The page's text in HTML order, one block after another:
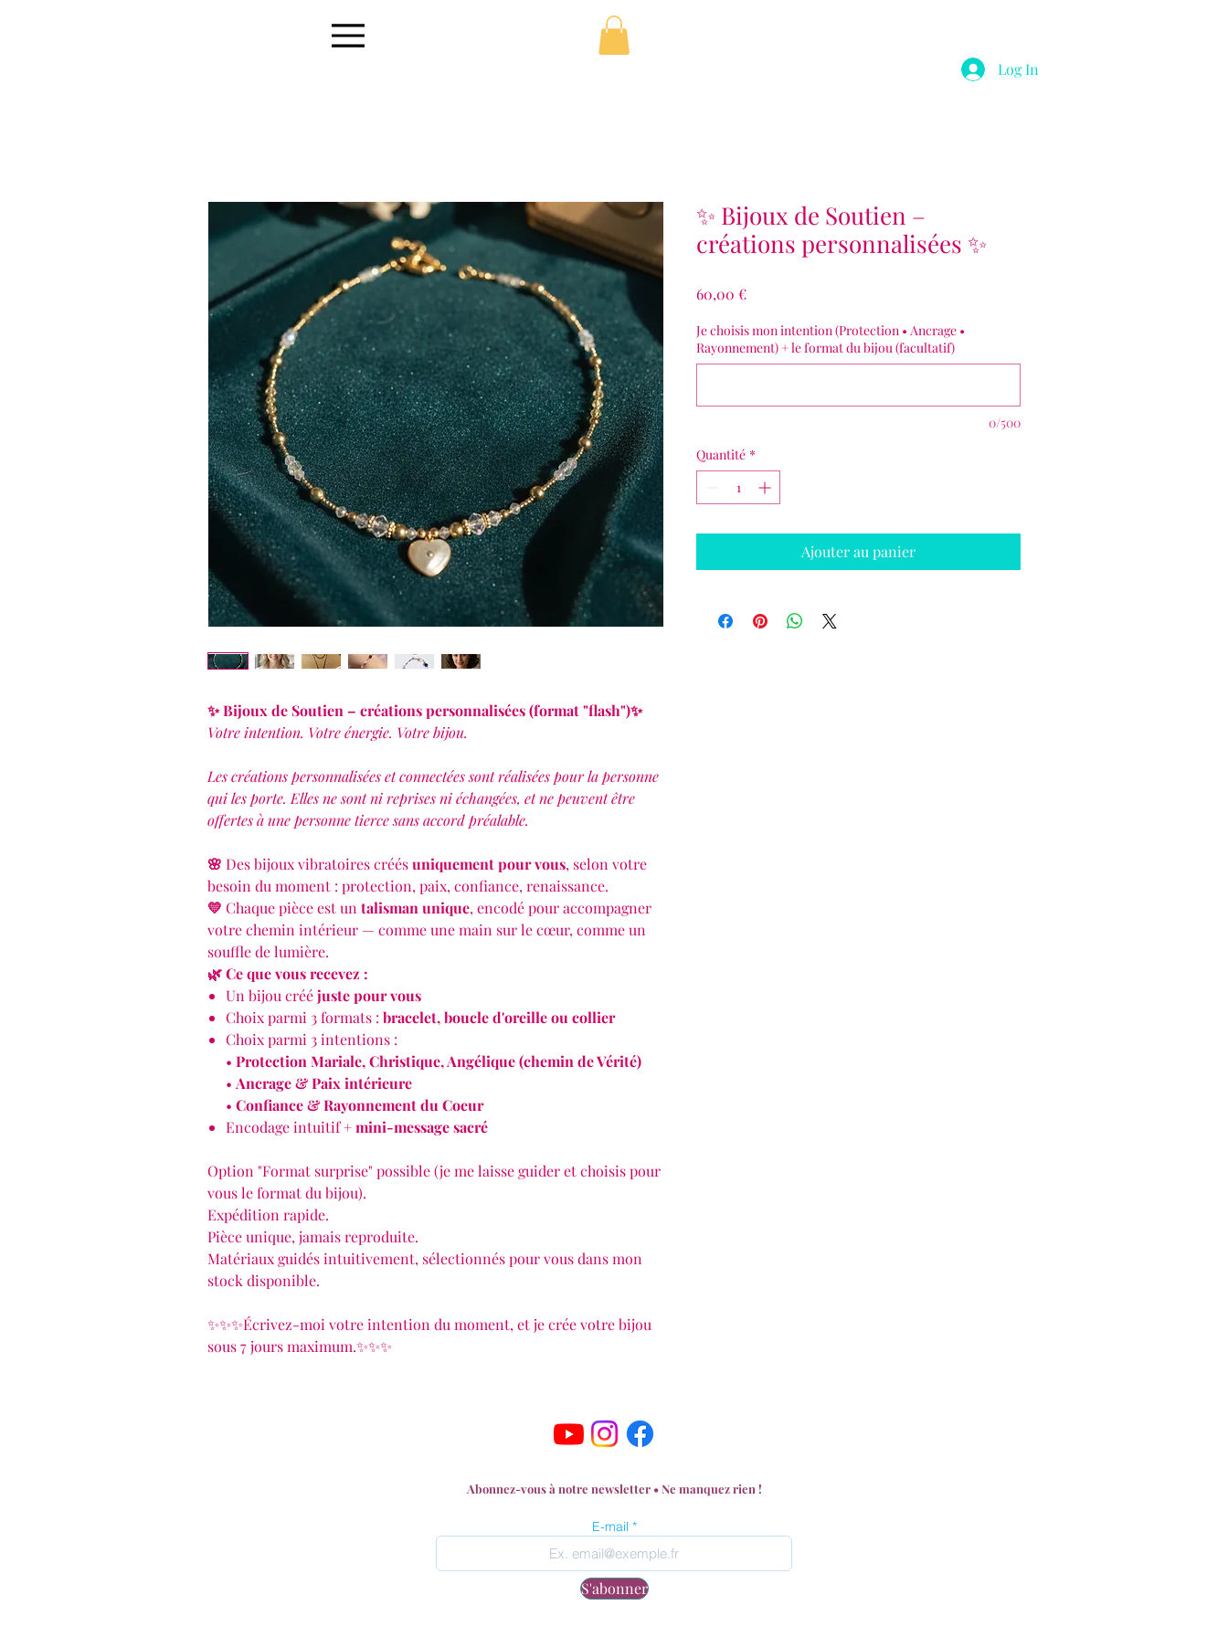
Log In
✨ Bijoux de Soutien – créations personnalisées (format "flash")✨
Votre intention. Votre énergie. Votre bijou.
Les créations personnalisées et connectées sont réalisées pour la personne
qui les porte. Elles ne sont ni reprises ni échangées, et ne peuvent être
offertes à une personne tierce sans accord préalable.
🌸 Des bijoux vibratoires créésuniquement pour vous, selon votre
besoin du moment : protection, paix, confiance, renaissance.
💛 Chaque pièce est un talisman unique, encodé pour accompagner
votre chemin intérieur — comme une main sur le cœur, comme un
souffle de lumière.
🌿 Ce que vous recevez :
Un bijou crééjuste pour vous
Choix parmi 3 formats : bracelet, boucle d'oreille ou collier
Choix parmi 3 intentions :
• Protection Mariale, Christique, Angélique (chemin de Vérité)
• Ancrage & Paix intérieure
• Confiance & Rayonnement du Coeur
Encodage intuitif +mini-message sacré
Option "Format surprise" possible (je me laisse guider et choisis pour
vous le format du bijou).
Expédition rapide.
Pièce unique, jamais reproduite.
Matériaux guidés intuitivement, sélectionnés pour vous dans mon
stock disponible.
✨✨✨Écrivez-moi votre intention du moment, et je crée votre bijou
sous 7 jours maximum.✨✨✨
✨ Bijoux de Soutien –
créations personnalisées ✨
60,00 €Prix
Je choisis mon intention (Protection • Ancrage •
Rayonnement) + le format du bijou (facultatif)
0/500
Quantité *
Ajouter au panier
Abonnez-vous à notre newsletter • Ne manquez rien !
E-mail
S'abonner